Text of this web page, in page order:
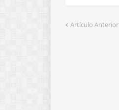
Artículo Anterior